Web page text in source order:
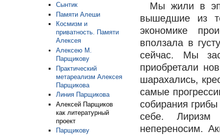
Сынтик
Памяти Алеши
Космизм и
приватность. Памяти
Алексея
Алексею М.
Парщикову
Практический
метареализм Алексея
Парщикова
Линия Парщикова
Алексей Парщиков
как литературный
проект
Парщикову
Мы жили в
вышедшие из
экономике
вползала в
сейчас. Мы
приобретали
шарахались,
самые
собирания
себе. Лиризм
непереносим.